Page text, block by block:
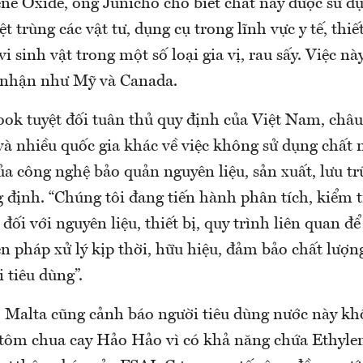
Oxide, ông Junicho cho biết chất này được sử
trùng các vật tư, dụng cụ trong lĩnh vực y tế,
sinh vật trong một số loại gia vị, rau sấy. Việc
như Mỹ và Canada.
tuyệt đối tuân thủ quy định của Việt Nam,
nhiều quốc gia khác về việc không sử dụng chất
công nghệ bảo quản nguyên liệu, sản xuất, lưu
định. “Chúng tôi đang tiến hành phân tích, kiểm
với nguyên liệu, thiết bị, quy trình liên quan
pháp xử lý kịp thời, hữu hiệu, đảm bảo chất
tiêu dùng”.
cũng cảnh báo người tiêu dùng nước này
chua cay Hảo Hảo vì có khả năng chứa